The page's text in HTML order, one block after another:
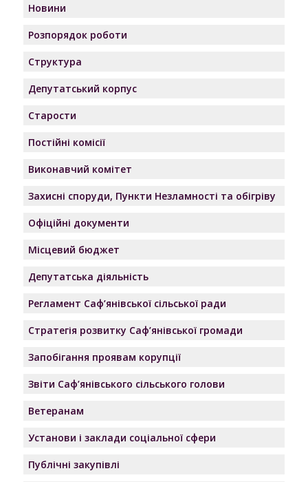
Новини
Розпорядок роботи
Структура
Депутатський корпус
Старости
Постійні комісії
Виконавчий комітет
Захисні споруди, Пункти Незламності та обігріву
Офіційні документи
Місцевий бюджет
Депутатська діяльність
Регламент Саф’янівської сільської ради
Стратегія розвитку Саф’янівської громади
Запобігання проявам корупції
Звіти Саф’янівського сільського голови
Ветеранам
Установи і заклади соціальної сфери
Публічні закупівлі